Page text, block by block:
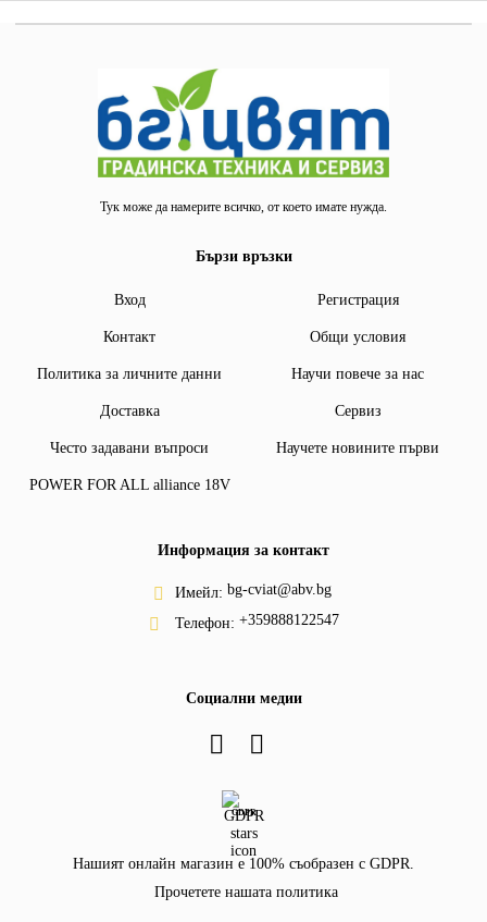
Тук може да намерите всичко, от което имате нужда.
Бързи връзки
Вход Регистрация
Контакт Общи условия
Политика за личните данни Научи повече за нас
Доставка Сервиз
Често задавани въпроси Научете новините първи
POWER FOR ALL alliance 18V
Информация за контакт
Имейл: bg-cviat@abv.bg
Телефон: +359888122547
Социални медии
GDPR
Нашият онлайн магазин е 100% съобразен с GDPR.
Прочетете нашата политика